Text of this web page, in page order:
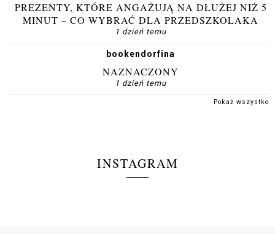
PREZENTY, KTÓRE ANGAŻUJĄ NA DŁUŻEJ NIŻ 5
MINUT – CO WYBRAĆ DLA PRZEDSZKOLAKA
1 dzień temu
bookendorfina
NAZNACZONY
1 dzień temu
Pokaż wszystko
INSTAGRAM